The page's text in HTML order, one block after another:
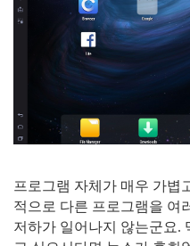
프로그램 자체가 매우 가볍
적으로 다른 프로그램을 여
저하가 일어나지 않는군요.